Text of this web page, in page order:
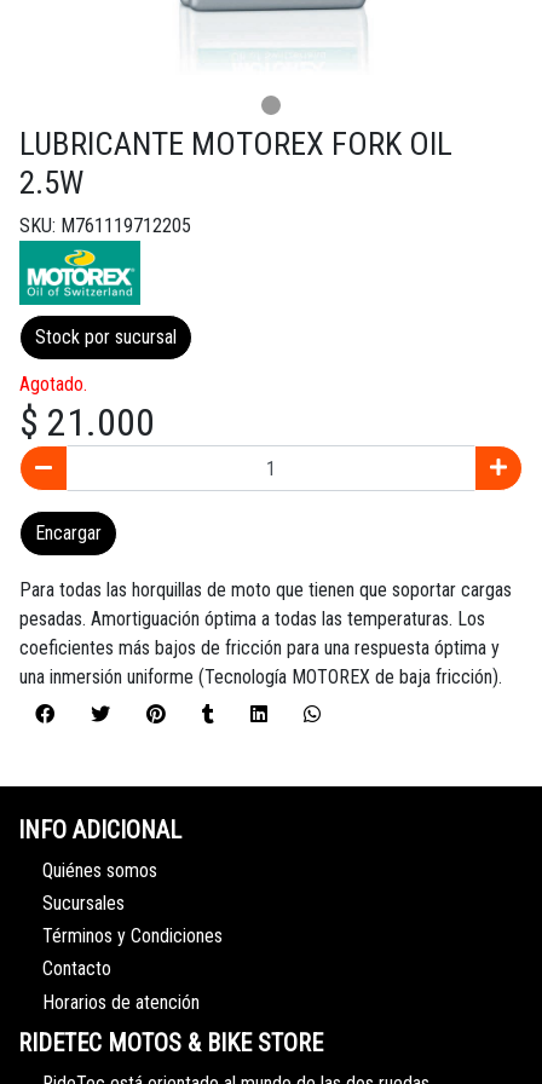
LUBRICANTE MOTOREX FORK OIL
2.5W
SKU: M761119712205
Stock por sucursal
Agotado.
$ 21.000
Encargar
Para todas las horquillas de moto que tienen que soportar cargas
pesadas. Amortiguación óptima a todas las temperaturas. Los
coeficientes más bajos de fricción para una respuesta óptima y
una inmersión uniforme (Tecnología MOTOREX de baja fricción).
INFO ADICIONAL
Quiénes somos
Sucursales
Términos y Condiciones
Contacto
Horarios de atención
RIDETEC MOTOS & BIKE STORE